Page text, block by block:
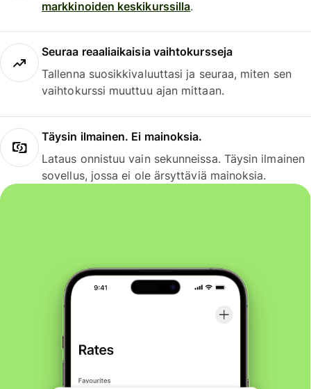
markkinoiden keskikurssilla.
Seuraa reaaliaikaisia vaihtokursseja
Tallenna suosikkivaluuttasi ja seuraa, miten sen
vaihtokurssi muuttuu ajan mittaan.
Täysin ilmainen. Ei mainoksia.
Lataus onnistuu vain sekunneissa. Täysin ilmainen
sovellus, jossa ei ole ärsyttäviä mainoksia.